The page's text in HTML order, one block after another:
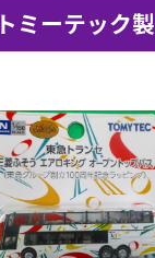
トミーテック製